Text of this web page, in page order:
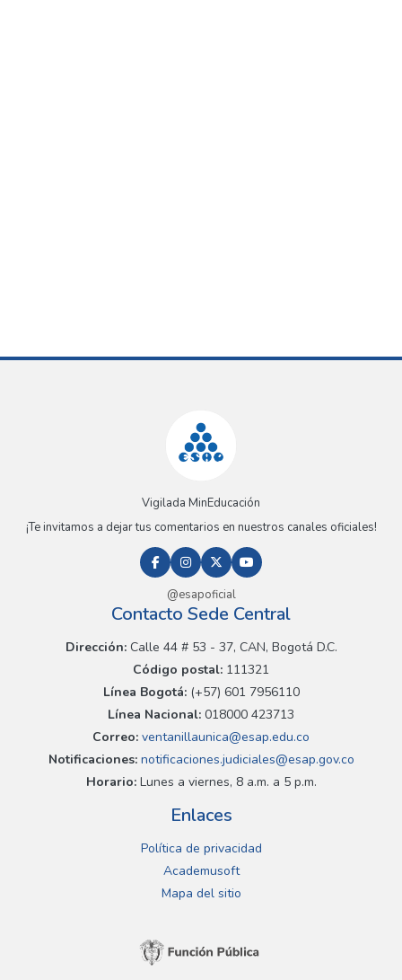
Vigilada MinEducación
¡Te invitamos a dejar tus comentarios en nuestros canales oficiales!
@esapoficial
Contacto Sede Central
Dirección:Calle 44 # 53 - 37, CAN, Bogotá D.C.
Código postal: 111321
Línea Bogotá:(+57) 601 7956110
Línea Nacional: 018000 423713
Correo: ventanillaunica@esap.edu.co
Notificaciones:notificaciones.judiciales@esap.gov.co
Horario:Lunes a viernes, 8 a.m. a 5 p.m.
Enlaces
Política de privacidad
Academusoft
Mapa del sitio